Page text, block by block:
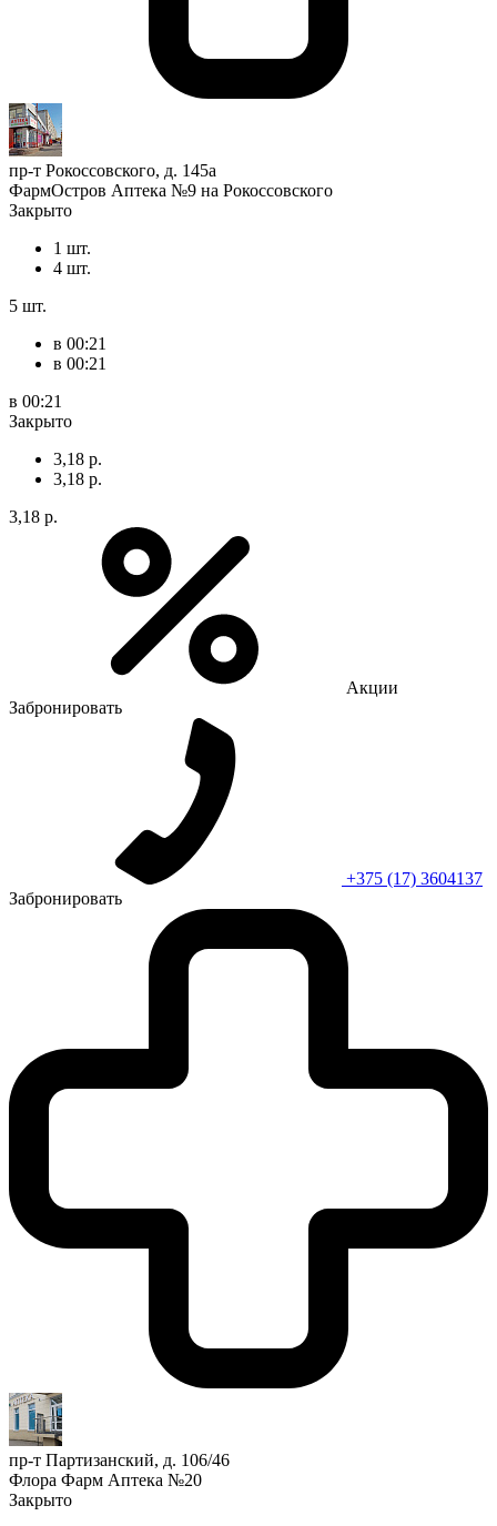
пр-т Рокоссовского, д. 145а
ФармОстров Аптека №9 на Рокоссовского
Закрыто
1 шт.
4 шт.
5 шт.
в 00:21
в 00:21
в 00:21
Закрыто
3,18 р.
3,18 р.
3,18 р.
Акции
Забронировать
+375 (17) 3604137
Забронировать
пр-т Партизанский, д. 106/46
Флора Фарм Аптека №20
Закрыто